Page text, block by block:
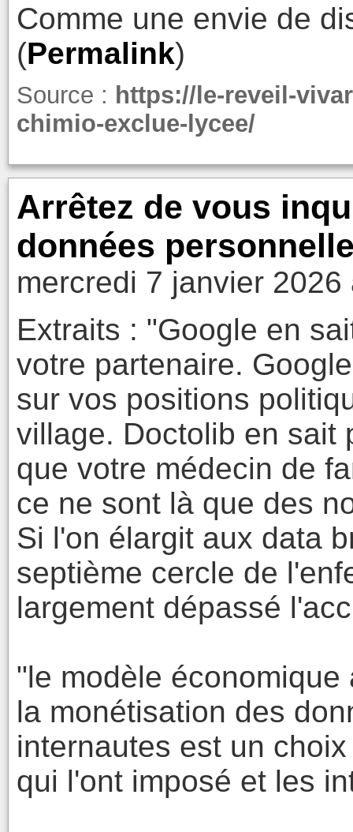
Comme une envie de
(Permalink)
Source : https://le-reveil-
chimio-exclue-lycee/
Arrêtez de vous
données
mercredi 7 janvier 2026
Extraits : "Google en
votre partenaire.
sur vos positions
village. Doctolib en sait
que votre médecin de
ce ne sont là que des
Si l'on élargit aux data
septième cercle de
largement dépassé
"le modèle
la monétisation des
internautes est un
qui l'ont imposé et les